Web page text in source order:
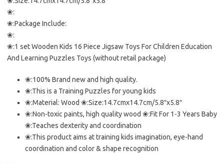
❀:
❀:Package Include:
❀:
❀:1 set Wooden Kids 16 Piece Jigsaw Toys For Children Education
And Learning Puzzles Toys (without retail package)
❀:100% Brand new and high quality.
❀:This is a Training Puzzles for young kids
❀:Material: Wood ❀:Size:14.7cmx14.7cm/5.8″x5.8″
❀:Non-toxic paints, high quality wood ❀:Fit For 1-3 Years Baby
❀:Teaches dexterity and coordination
❀:This product aims at training kids imagination, eye-hand
coordination and color & shape recognition